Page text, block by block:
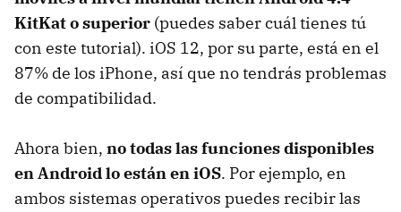
KitKat o superior (puedes saber cuál tienes tú
con este tutorial). iOS 12, por su parte, está en el
87% de los iPhone, así que no tendrás problemas
de compatibilidad.
Ahora bien, no todas las funciones disponibles
en Android lo están en iOS. Por ejemplo, en
ambos sistemas operativos puedes recibir las